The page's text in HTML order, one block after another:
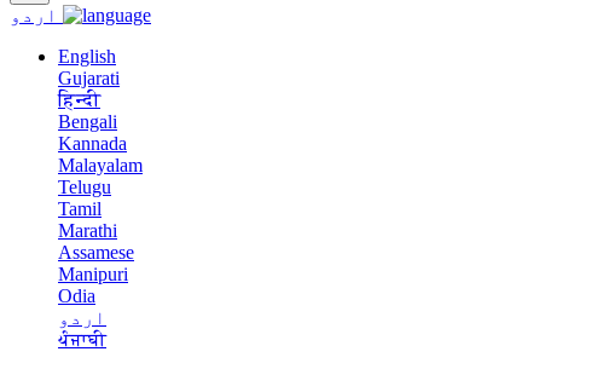
English
Gujarati
हिन्दी
Bengali
Kannada
Malayalam
Telugu
Tamil
Marathi
Assamese
Manipuri
Odia
اردو
ਪੰਜਾਬੀ